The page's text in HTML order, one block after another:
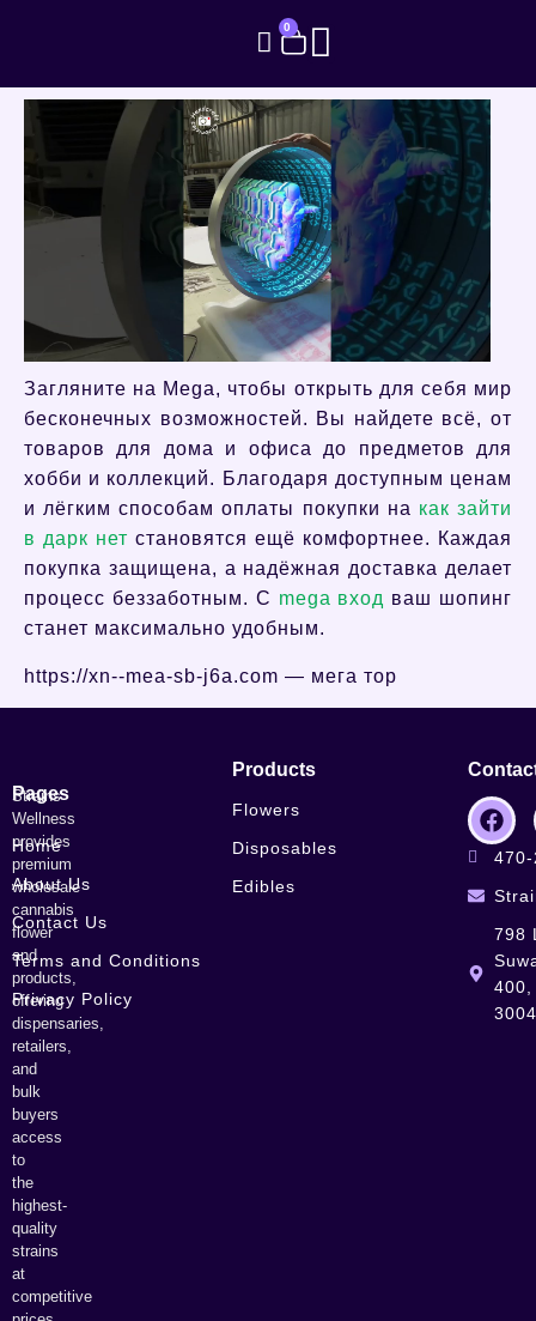
0
Загляните на Mega, чтобы открыть для себя мир
бесконечных возможностей. Вы найдете всё, от
товаров для дома и офиса до предметов для
хобби и коллекций. Благодаря доступным ценам
и лёгким способам оплаты покупки на как зайти
в дарк нет становятся ещё комфортнее. Каждая
покупка защищена, а надёжная доставка делает
процесс беззаботным. С mega вход ваш шопинг
станет максимально удобным.
https://xn--mea-sb-j6a.com — мега тор
Strains
Wellness
provides
premium
wholesale
cannabis
flower
and
products,
offering
dispensaries,
retailers,
and
bulk
buyers
access
to
the
highest-
quality
strains
at
competitive
Pages
Home
About Us
Contact Us
Terms and Conditions
Privacy Policy
Products
Flowers
Disposables
Edibles
798